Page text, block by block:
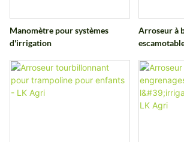
Manomètre pour systèmes
d'irrigation
Arroseur à